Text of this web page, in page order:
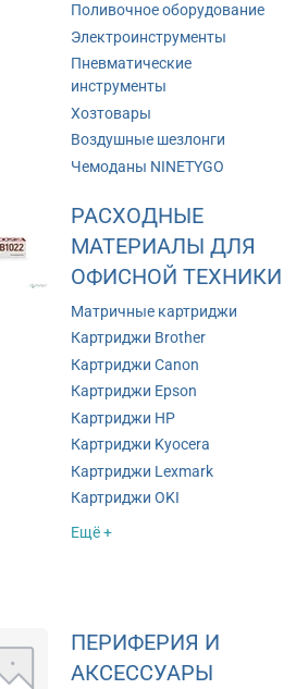
Поливочное оборудование
Электроинструменты
Пневматические
инструменты
Хозтовары
Воздушные шезлонги
Чемоданы NINETYGO
РАСХОДНЫЕ
МАТЕРИАЛЫ ДЛЯ
ОФИСНОЙ ТЕХНИКИ
Матричные картриджи
Картриджи Brother
Картриджи Canon
Картриджи Epson
Картриджи HP
Картриджи Kyocera
Картриджи Lexmark
Картриджи OKI
Ещё +
ПЕРИФЕРИЯ И
АКСЕССУАРЫ